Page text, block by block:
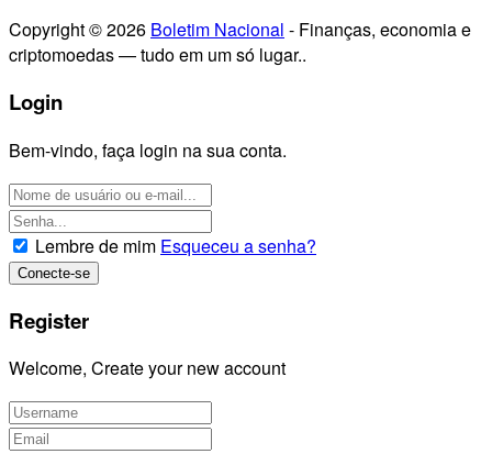
Copyright © 2026 Boletim Nacional - Finanças, economia e
criptomoedas — tudo em um só lugar..
Login
Bem-vindo, faça login na sua conta.
Lembre de mim Esqueceu a senha?
Register
Welcome, Create your new account